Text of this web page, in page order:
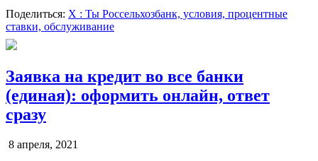
Поделиться: X : Ты Россельхозбанк, условия, процентные
ставки, обслуживание
Заявка на кредит во все банки
(единая): оформить онлайн, ответ
сразу
8 апреля, 2021